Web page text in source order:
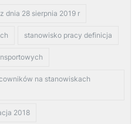
dnia 28 sierpnia 2019 r
stanowisko pracy definicja
na stanowiskach
2018